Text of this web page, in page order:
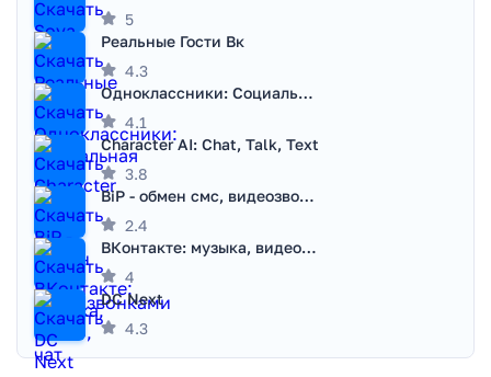
5
Реальные Гости Вк
4.3
Одноклассники: Социальная сеть
4.1
Character AI: Chat, Talk, Text
3.8
BiP - обмен смс, видеозвонками
2.4
ВКонтакте: музыка, видео, чат
4
DC Next
4.3